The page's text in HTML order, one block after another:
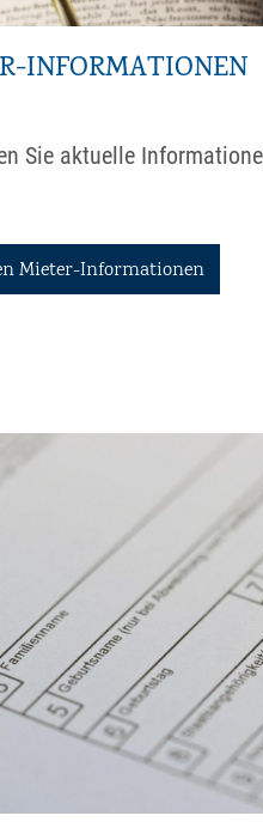
INFORMATIONEN
Sie aktuelle
Mieter-Informationen